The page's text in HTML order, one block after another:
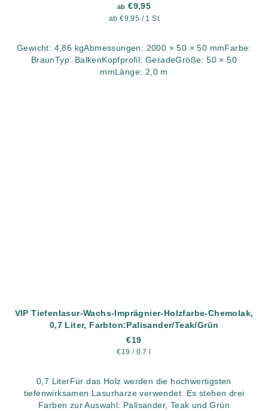
ab €9,95
Verkaufspreis:
ab €9,95 / 1 St
Gewicht: 4,86 kgAbmessungen: 2000 × 50 × 50 mmFarbe:
BraunTyp: BalkenKopfprofil: GeradeGröße: 50 × 50
mmLänge: 2,0 m
VIP Tiefenlasur-Wachs-Imprägnier-Holzfarbe-Chemolak,
0,7 Liter, Farbton:Palisander/Teak/Grün
€19
Verkaufspreis:
€19 / 0.7 l
0,7 LiterFür das Holz werden die hochwertigsten
tiefenwirksamen Lasurharze verwendet. Es stehen drei
Farben zur Auswahl: Palisander, Teak und Grün